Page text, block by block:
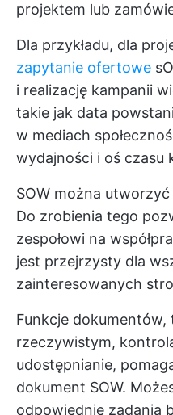
projektem lub
Dla przykładu, dla
zapytanie ofertowe
i realizację kampanii
takie jak data
w mediach
wydajności i oś czasu
SOW można utworzyć
Do zrobienia tego
zespołowi na
jest przejrzysty dla
zainteresowanych
Funkcje dokumentów,
rzeczywistym,
udostępnianie,
dokument SOW.
odpowiednie zadania